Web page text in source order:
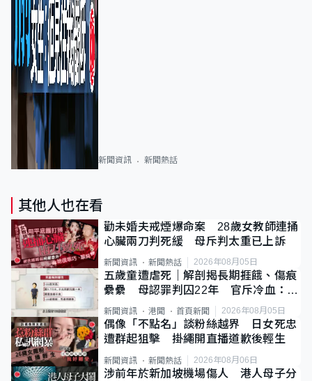
新聞資訊 新聞熱話
其他人也在看
勸未婚夫戒煙爆命案 28歲女教師連捅
心臟兩刀判死緩 母斥判太重已上訴
新聞資訊 新聞熱話 2026年08月05日
五歲童遭虐死｜解剖揭長期捱餓、傷痕
纍纍 母認罪判囚22年 官斥冷血：同
類案最惡劣
新聞資訊 港聞 首頁新聞 2026年08月05日
偶像「不點名」談粉絲越界 日女死忠
遭群起狙擊 掛繩開直播道歉後輕生
新聞資訊 新聞熱話 2026年08月06日
涉前年於新加坡機場傷人 港人母子分